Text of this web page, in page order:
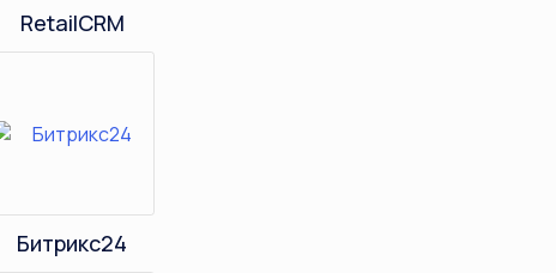
RetailCRM
Битрикс24